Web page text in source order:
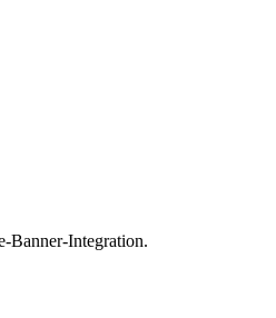
Banner-Integration.